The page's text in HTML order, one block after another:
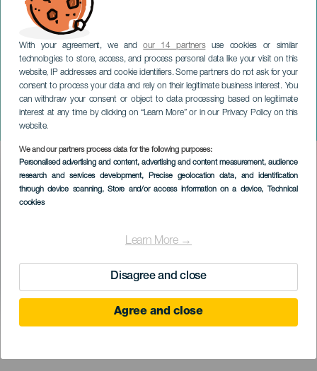
With your agreement, we andour 14 partnersuse cookies or similar
technologies to store, access, and process personal data like your visit on this
website, IP addresses and cookie identifiers. Some partners do not ask for your
consent to process your data and rely on their legitimate business interest. You
can withdraw your consent or object to data processing based on legitimate
interest at any time by clicking on “Learn More” or in our Privacy Policy on this
website.
We and our partners process data for the following purposes:
Personalised advertising and content, advertising and content measurement, audience
research and services development, Precise geolocation data, and identification
through device scanning, Store and/or access information on a device, Technical
cookies
Learn More →
Disagree and close
Agree and close
México Market en Hotel
Santa Catalina
GRAN CANARIA
Imagen
Listado